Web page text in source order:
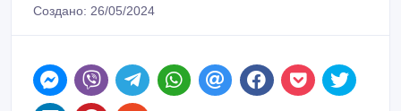
Создано: 26/05/2024